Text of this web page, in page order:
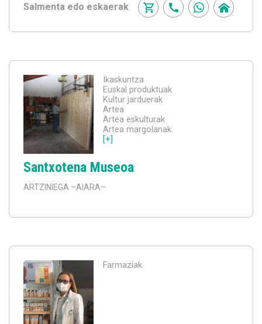
Salmenta edo eskaerak
Ikaskuntza
Euskal produktuak
Kultur jarduerak
Artea
Artea eskulturak
Artea margolanak
[+]
Santxotena Museoa
ARTZINIEGA –AIARA–
Farmaziak